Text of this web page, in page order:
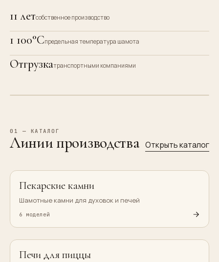
11 летсобственное производство
1 100°Cпредельная температура шамота
Отгрузкатранспортными компаниями
КАМЕНЬ ·
РОВНЫЙ
01 — КАТАЛОГ
Линии производства Открыть каталог
Пекарские камни
Шамотные камни для духовок и печей
6 моделей
Печи для пиццы